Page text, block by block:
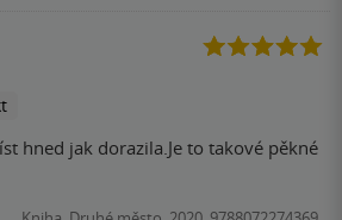
hned jak dorazila.Je to takové pěkné